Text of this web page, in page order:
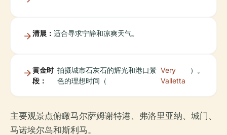
清晨： 适合寻求宁静和凉爽天气。
黄金时
段：
拍摄城市石灰石的辉光和港口景
色的理想时间（
Very
Valletta
）。
主要观景点俯瞰马尔萨姆谢特港、弗洛里亚纳、城门、
马诺埃尔岛和斯利马。